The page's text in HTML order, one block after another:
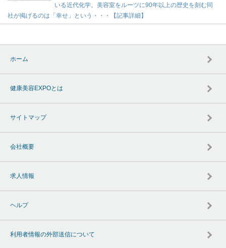
いる近代化学。美容室をルーツに90年以上の歴史を刻む同
社が掲げるのは「幸せ」という・・・【記事詳細】
ホーム
健康美容EXPOとは
サイトマップ
会社概要
求人情報
ヘルプ
利用者情報の外部送信について